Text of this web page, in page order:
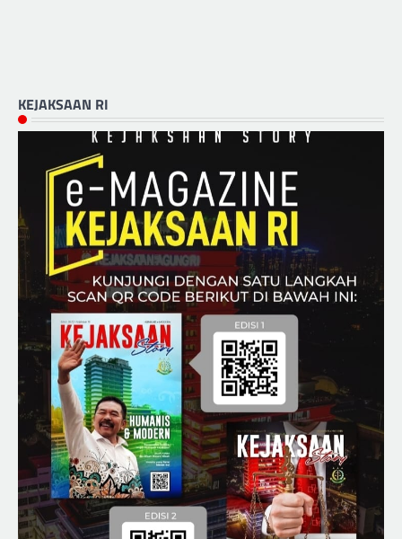
KEJAKSAAN RI